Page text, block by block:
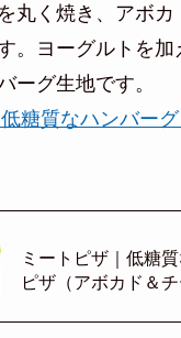
丸く焼き、アボカ
。ヨーグルトを加
ーグ生地です。
糖質なハンバー
ミートピザ｜低糖
ピザ（アボカド＆チ